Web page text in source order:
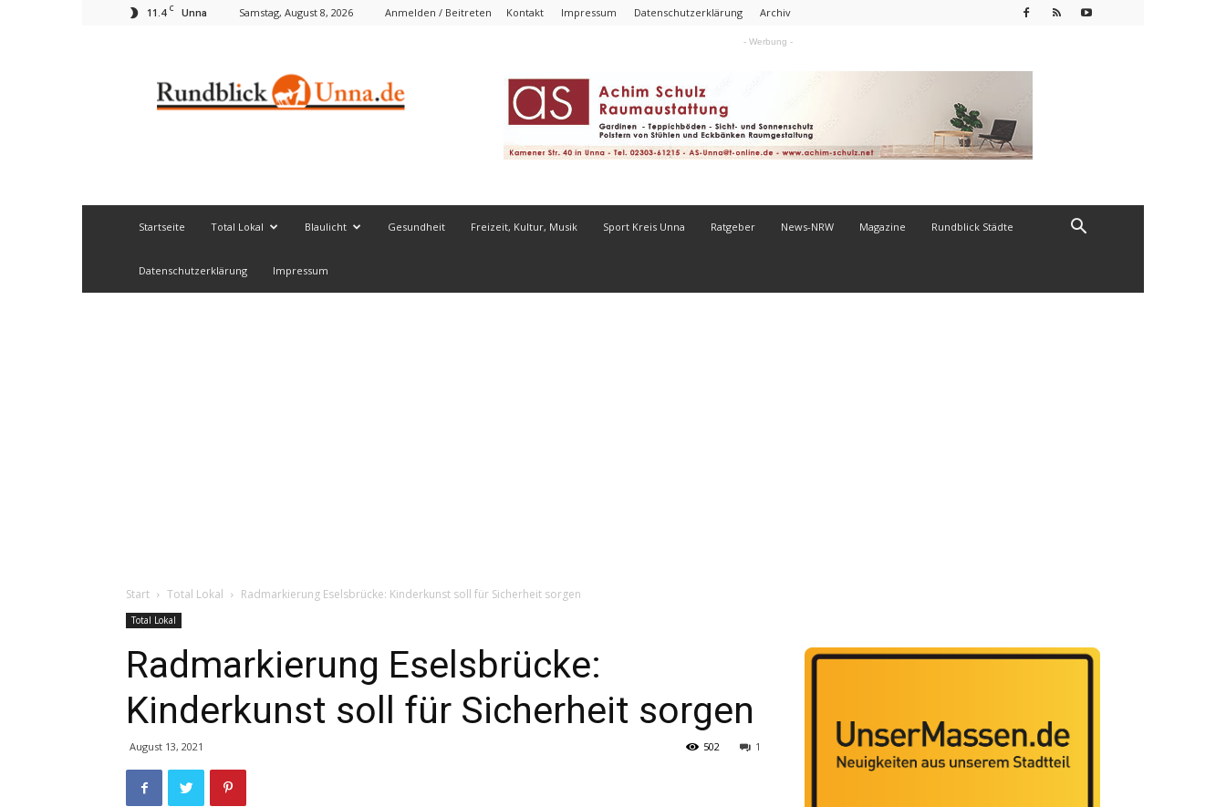
11.4 C Unna Samstag, August 8, 2026 Anmelden / Beitreten Kontakt Impressum Datenschutzerklärung Archiv
- Werbung -
Startseite Total Lokal Blaulicht Gesundheit Freizeit, Kultur, Musik Sport Kreis Unna Ratgeber News-NRW Magazine Rundblick Städte
Datenschutzerklärung Impressum
Start Total Lokal Radmarkierung Eselsbrücke: Kinderkunst soll für Sicherheit sorgen
Total Lokal
Radmarkierung Eselsbrücke:
Kinderkunst soll für Sicherheit sorgen
August 13, 2021 1
502